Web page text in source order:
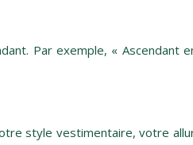
Par exemple, « Ascendant
style vestimentaire, votre